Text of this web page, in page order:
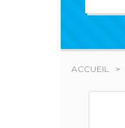
ACCUEIL